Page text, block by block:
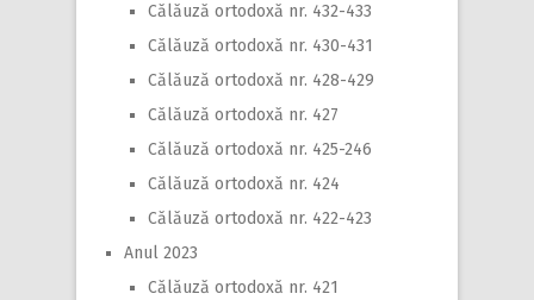
Călăuză ortodoxă nr. 432-433
Călăuză ortodoxă nr. 430-431
Călăuză ortodoxă nr. 428-429
Călăuză ortodoxă nr. 427
Călăuză ortodoxă nr. 425-246
Călăuză ortodoxă nr. 424
Călăuză ortodoxă nr. 422-423
Anul 2023
Călăuză ortodoxă nr. 421